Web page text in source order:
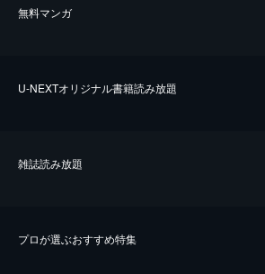
無料マンガ
U-NEXTオリジナル書籍読み放題
雑誌読み放題
プロが選ぶおすすめ特集